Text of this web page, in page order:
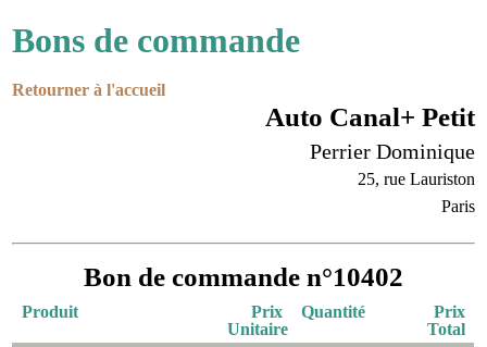
Bons de commande
Retourner à l'accueil
Auto Canal+ Petit
Perrier Dominique
25, rue Lauriston
Paris
Bon de commande n°10402
Produit
Prix
Unitaire
Quantité
Prix
Total